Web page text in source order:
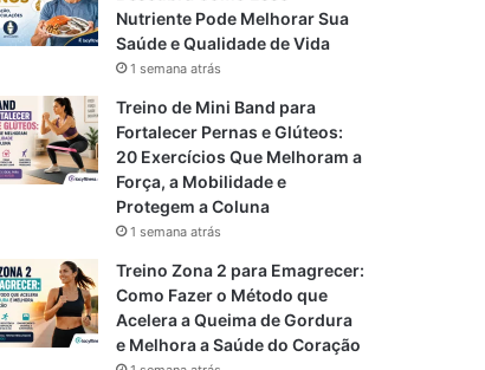
Nutriente Pode Melhorar Sua
Saúde e Qualidade de Vida
1 semana atrás
Treino de Mini Band para
Fortalecer Pernas e Glúteos:
20 Exercícios Que Melhoram a
Força, a Mobilidade e
Protegem a Coluna
1 semana atrás
Treino Zona 2 para Emagrecer:
Como Fazer o Método que
Acelera a Queima de Gordura
e Melhora a Saúde do Coração